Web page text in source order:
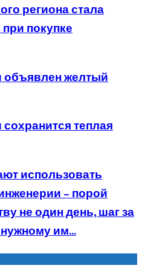
региона стала
покупке
объявлен желтый
теплая
использовать
– порой
не один день, шаг за
им...